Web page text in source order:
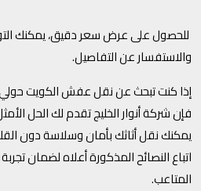
للحصول على عرض سعر دقيق، يمكنك
والاستفسار عن التفاصيل.
إذا كنت تبحث عن نقل عفش الكويت
فإن شركة أنوار الخليج تقدم لك الحل
يمكنك نقل أثاثك بأمان وسلاسة دون
اتباع النصائح المذكورة أعلاه لضمان
المتاعب.